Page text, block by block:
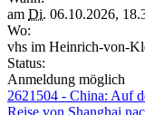
am Di. 06.10.2026,
Wo:
vhs im Heinrich-von-
Status:
Anmeldung möglich
2621504 - China: Auf
Reise von Shanghai